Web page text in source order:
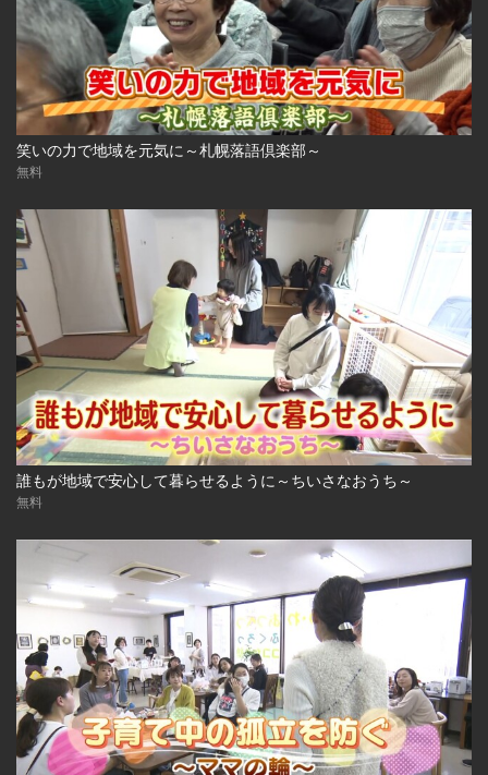
笑いの力で地域を元気に～札幌落語倶楽部～
無料
誰もが地域で安心して暮らせるように～ちいさなおうち～
無料